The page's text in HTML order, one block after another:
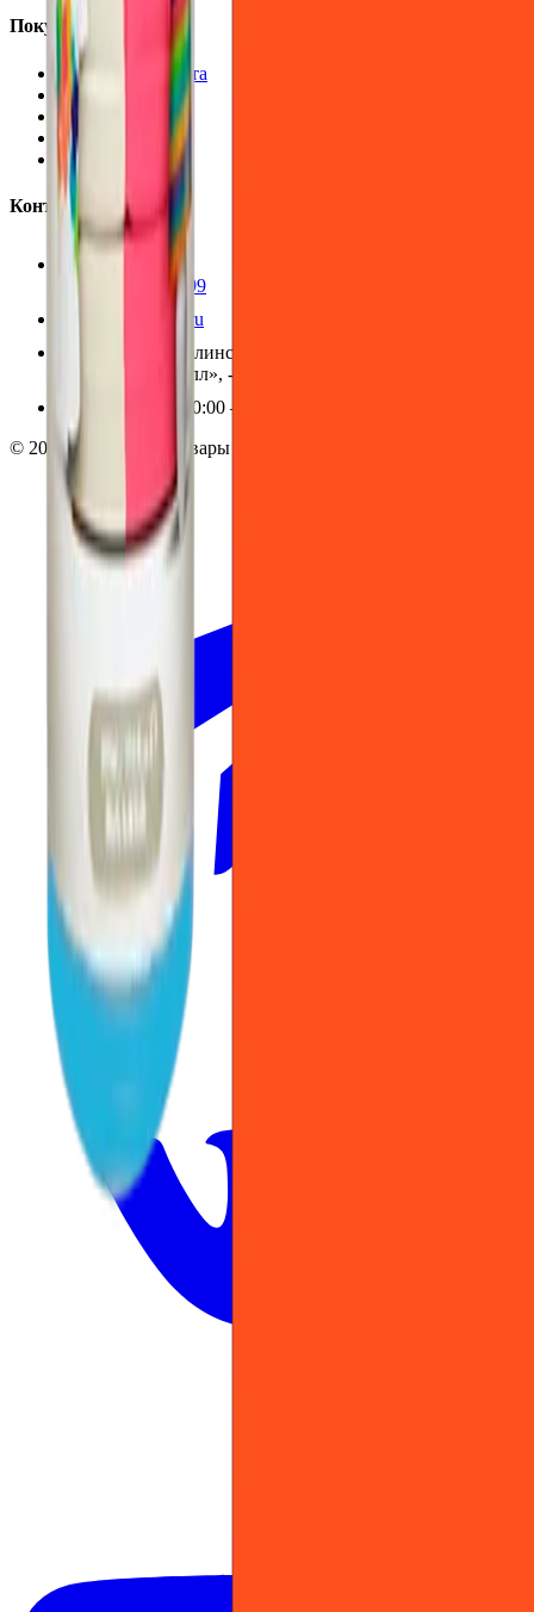
Покупателям
Доставка и оплата
Обучение
Распродажа
Бренды
О компании
Контакты
+7 (495) 135-35-99
sales@insafe.ru
Москва, Люблинская ул., 153.
ТЦ «Люблю Молл», -1 уровень
Ежедневно 10:00 — 19:00
© 2026InSafe.ru — Товары и технологии для автобизнеса